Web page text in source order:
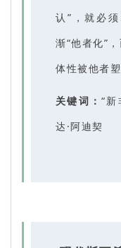
认”，就必
渐“他者化”
体性被他者塑
关键词：“
达·阿迪契